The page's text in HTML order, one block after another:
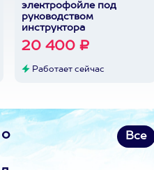
электрофойле под
руководством
инструктора
20 400 ₽
Работает сейчас
Все